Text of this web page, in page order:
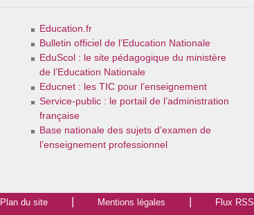
Education.fr
Bulletin officiel de l’Education Nationale
EduScol : le site pédagogique du ministère
de l’Education Nationale
Educnet : les TIC pour l’enseignement
Service-public : le portail de l’administration
française
Base nationale des sujets d’examen de
l’enseignement professionnel
Plan du site Mentions légales Flux RSS